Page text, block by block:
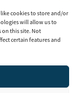
cookies to store and/or
will allow us to
on this site. Not
certain features and